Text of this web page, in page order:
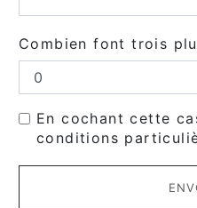
Combien font trois
En cochant cette
conditions